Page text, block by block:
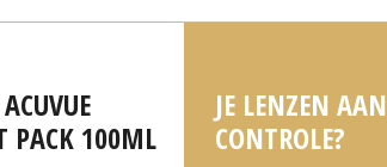
PACK 100ML
JE LENZEN
CONTROLE?